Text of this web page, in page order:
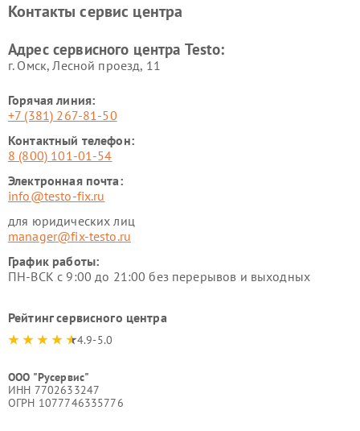
Контакты сервис центра
Адрес сервисного центра Testo:
г. Омск, ​Лесной проезд, 11
Горячая линия:
+7 (381) 267-81-50
Контактный телефон:
8 (800) 101-01-54
Электронная почта:
info@testo-fix.ru
для юридических лиц
manager@fix-testo.ru
График работы:
ПН-ВСК с 9:00 до 21:00 без перерывов и выходных
Рейтинг сервисного центра
4.9-5.0
ООО "Русервис"
ИНН 7702633247
ОГРН 1077746335776